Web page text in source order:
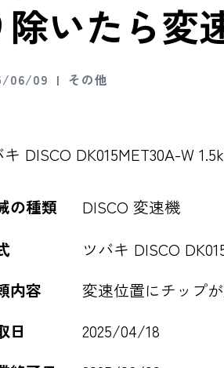
除いたら変
06/09 その他
キ DISCO DK015MET30A-W
の種類
DISCO 変速機
ツバキ DISCO
内容
変速位置にチップ
日
2025/04/18